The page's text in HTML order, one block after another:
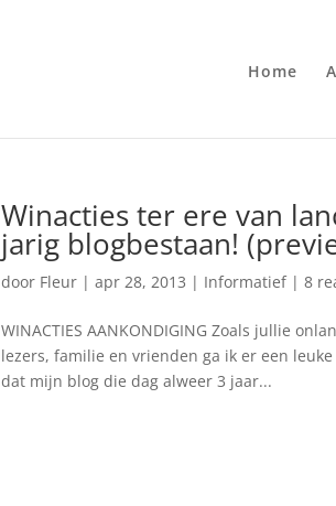
Home
Winacties ter ere van
jarig blogbestaan!
door Fleur |apr 28, 2013 | Informatief|8
WINACTIES AANKONDIGING Zoals jullie
lezers, familie en vrienden ga ik er een
dat mijn blog die dag alweer 3 jaar...